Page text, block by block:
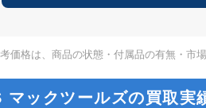
価格は、商品の状態・付属品の有無・市
ックツールズの買取実